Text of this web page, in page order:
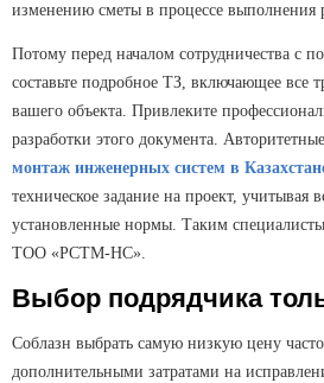
изменению сметы в процессе выполнения
Потому перед началом сотрудничества с
составьте подробное ТЗ, включающее все
вашего объекта. Привлеките
разработки этого документа.
монтаж инженерных систем в
техническое задание на проект, учитывая
установленные нормы. Таким
ТОО «РСТМ-НС».
Выбор подрядчика
Соблазн выбрать самую низкую цену часто
дополнительными затратами на